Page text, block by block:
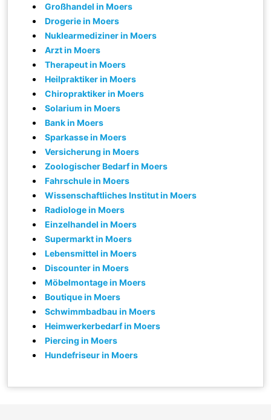
Großhandel in Moers
Drogerie in Moers
Nuklearmediziner in Moers
Arzt in Moers
Therapeut in Moers
Heilpraktiker in Moers
Chiropraktiker in Moers
Solarium in Moers
Bank in Moers
Sparkasse in Moers
Versicherung in Moers
Zoologischer Bedarf in Moers
Fahrschule in Moers
Wissenschaftliches Institut in Moers
Radiologe in Moers
Einzelhandel in Moers
Supermarkt in Moers
Lebensmittel in Moers
Discounter in Moers
Möbelmontage in Moers
Boutique in Moers
Schwimmbadbau in Moers
Heimwerkerbedarf in Moers
Piercing in Moers
Hundefriseur in Moers